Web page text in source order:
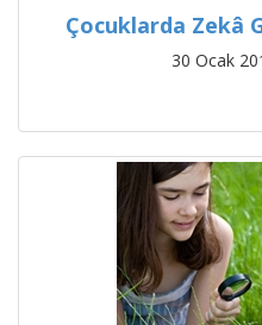
Çocuklarda Zekâ
30 Ocak